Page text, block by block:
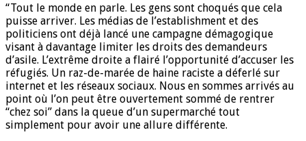
‘‘Tout le monde en parle. Les gens sont choqués que cela
puisse arriver. Les médias de l’establishment et des
politiciens ont déjà lancé une campagne démagogique
visant à davantage limiter les droits des demandeurs
d’asile. L’extrême droite a flairé l’opportunité d’accuser les
réfugiés. Un raz-de-marée de haine raciste a déferlé sur
internet et les réseaux sociaux. Nous en sommes arrivés au
point où l’on peut être ouvertement sommé de rentrer
‘‘chez soi’’ dans la queue d’un supermarché tout
simplement pour avoir une allure différente.